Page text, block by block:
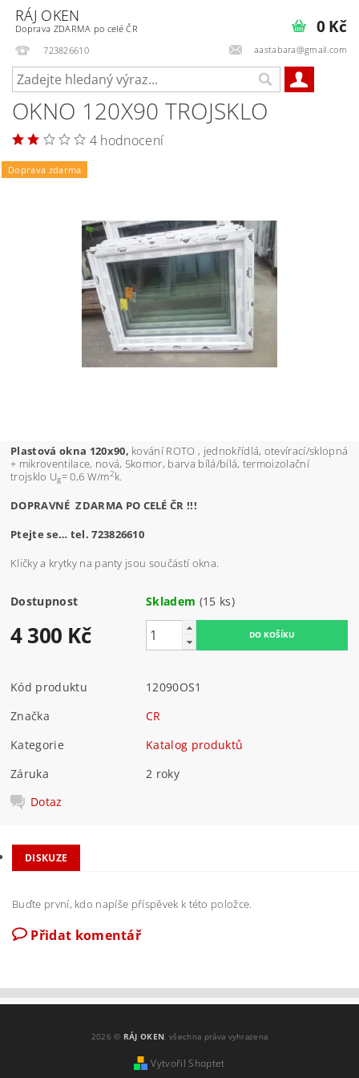
RÁJ OKEN
Doprava ZDARMA po celé ČR
723826610
aastabara@gmail.com
0 Kč
OKNO 120X90 TROJSKLO
4 hodnocení
Doprava zdarma
Plastová okna 120x90, kování ROTO , jednokřídlá, otevírací/sklopná
+ mikroventilace, nová, 5komor, barva bílá/bílá, termoizolační
trojsklo Ug= 0,6 W/m2k.
DOPRAVNÉ ZDARMA PO CELÉ ČR !!!
Ptejte se… tel. 723826610
Kličky a krytky na panty jsou součástí okna.
Dostupnost Skladem (15 ks)
4 300 Kč
Kód produktu
12090OS1
Značka
CR
Kategorie
Katalog produktů
Záruka
2 roky
Dotaz
DISKUZE
Buďte první, kdo napíše příspěvek k této položce.
Přidat komentář
2026 © RÁJ OKEN , všechna práva vyhrazena
Vytvořil Shoptet